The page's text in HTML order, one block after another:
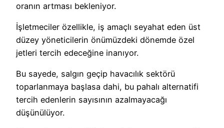
oranın artması bekleniyor.
İşletmeciler özellikle, iş amaçlı seyahat eden üst
düzey yöneticilerin önümüzdeki dönemde özel
jetleri tercih edeceğine inanıyor.
Bu sayede, salgın geçip havacılık sektörü
toparlanmaya başlasa dahi, bu pahalı alternatifi
tercih edenlerin sayısının azalmayacağı
düşünülüyor.